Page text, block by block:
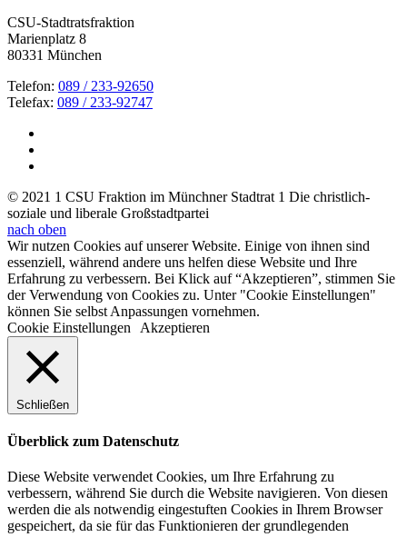
CSU-Stadtratsfraktion
Marienplatz 8
80331 München
Telefon: 089 / 233-92650
Telefax: 089 / 233-92747
© 2021 1 CSU Fraktion im Münchner Stadtrat 1 Die christlich-
soziale und liberale Großstadtpartei
nach oben
Wir nutzen Cookies auf unserer Website. Einige von ihnen sind
essenziell, während andere uns helfen diese Website und Ihre
Erfahrung zu verbessern. Bei Klick auf “Akzeptieren”, stimmen Sie
der Verwendung von Cookies zu. Unter "Cookie Einstellungen"
können Sie selbst Anpassungen vornehmen.
Cookie Einstellungen
Akzeptieren
Schließen
Überblick zum Datenschutz
Diese Website verwendet Cookies, um Ihre Erfahrung zu
verbessern, während Sie durch die Website navigieren. Von diesen
werden die als notwendig eingestuften Cookies in Ihrem Browser
gespeichert, da sie für das Funktionieren der grundlegenden